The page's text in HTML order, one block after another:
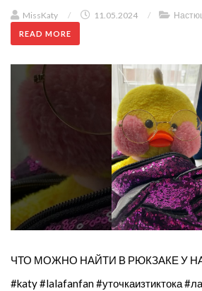
MissKaty / 11.05.2024 /
READ MORE
ЧТО МОЖНО НАЙТИ В РЮКЗАКЕ У
#katy #lalafanfan #уточкаизтиктока